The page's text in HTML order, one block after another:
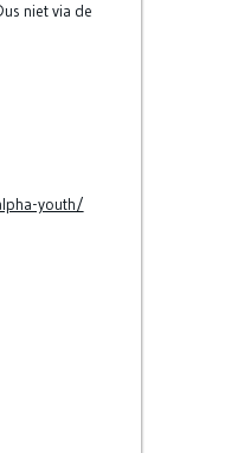
niet via de
youth/